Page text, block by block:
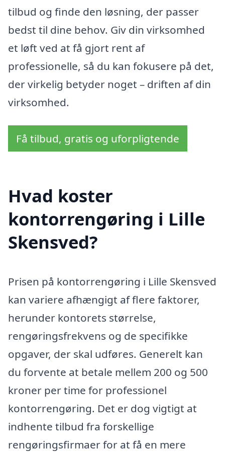
tilbud og finde den løsning, der passer
bedst til dine behov. Giv din virksomhed
et løft ved at få gjort rent af
professionelle, så du kan fokusere på det,
der virkelig betyder noget – driften af din
virksomhed.
Få tilbud, gratis og uforpligtende
Hvad koster
kontorrengøring i Lille
Skensved?
Prisen på kontorrengøring i Lille Skensved
kan variere afhængigt af flere faktorer,
herunder kontorets størrelse,
rengøringsfrekvens og de specifikke
opgaver, der skal udføres. Generelt kan
du forvente at betale mellem 200 og 500
kroner per time for professionel
kontorrengøring. Det er dog vigtigt at
indhente tilbud fra forskellige
rengøringsfirmaer for at få en mere